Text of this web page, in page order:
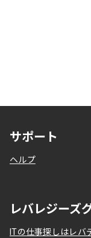
サポート
ヘルプ
レバレジーズ
ITの仕事探しはレバ